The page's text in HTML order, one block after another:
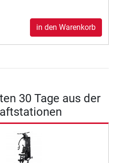
in den Warenkorb
30 Tage aus der